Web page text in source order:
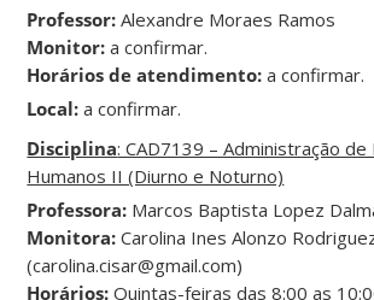
Professor:Alexandre Moraes Ramos
Monitor:a confirmar.
Horários de atendimento: a confirmar.
Local: a confirmar.
Disciplina: CAD7139 – Administração de
Humanos II (Diurno e Noturno)
Professora: Marcos Baptista Lopez
Monitora:Carolina Ines Alonzo
(carolina.cisar@gmail.com)
Horários: Quintas-feiras das 8:00 as